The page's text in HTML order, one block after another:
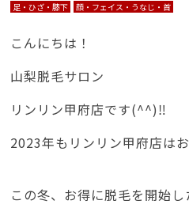
足・ひざ・膝下
顔・フェイス・うなじ・首
こんにちは！
山梨脱毛サロン
リンリン甲府店です(^^)‼
2023年もリンリン甲府店は
この冬、お得に脱毛を開始し